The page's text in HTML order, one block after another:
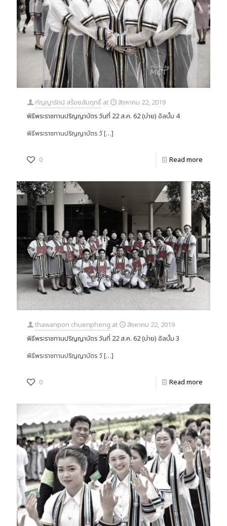
กัญญารัตน์ สร้อยสัมฤทธิ์ at
สิงหาคม 22, 2019
พิธีพระราชทานปริญญาบัตร วันที่ 22 ส.ค. 62 (บ่าย) อัลบั้ม 4
พิธีพระราชทานปริญญาบัตร วั[…]
0 Read more
thawanpon chuenpheng at
สิงหาคม 22, 2019
พิธีพระราชทานปริญญาบัตร วันที่ 22 ส.ค. 62 (บ่าย) อัลบั้ม 3
พิธีพระราชทานปริญญาบัตร วั[…]
0 Read more